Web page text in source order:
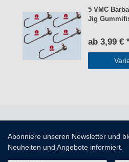
5 VMC
Jig
ab 3,99 €
Abonniere unseren Newsletter und
Neuheiten und Angebote informiert.